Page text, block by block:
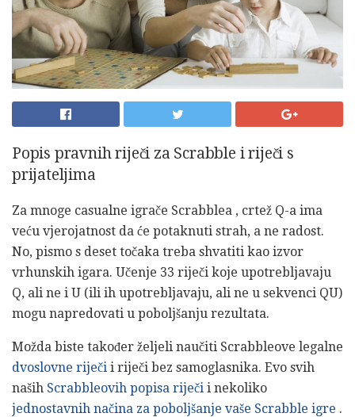
Popis pravnih riječi za Scrabble i riječi s
prijateljima
Za mnoge casualne igrače Scrabblea , crtež Q-a ima
veću vjerojatnost da će potaknuti strah, a ne radost.
No, pismo s deset točaka treba shvatiti kao izvor
vrhunskih igara. Učenje 33 riječi koje upotrebljavaju
Q, ali ne i U (ili ih upotrebljavaju, ali ne u sekvenci QU)
mogu napredovati u poboljšanju rezultata.
Možda biste također željeli naučiti Scrabbleove legalne
dvoslovne riječi i riječi bez samoglasnika. Evo svih
naših Scrabbleovih popisa riječi i nekoliko
jednostavnih načina za poboljšanje vaše Scrabble igre .